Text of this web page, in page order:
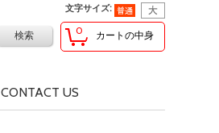
文字サイズ:
0 カートの中身
CONTACT US